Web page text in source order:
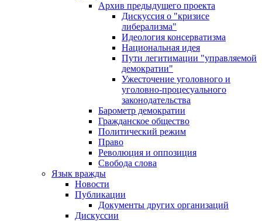
Архив предыдущего проекта
Дискуссия о "кризисе
либерализма"
Идеология консерватизма
Национальная идея
Пути легитимации "управляемой
демократии"
Ужесточение уголовного и
уголовно-процесуального
законодательства
Барометр демократии
Гражданское общество
Политический режим
Право
Революция и оппозиция
Свобода слова
Язык вражды
Новости
Публикации
Документы других организаций
Дискуссии